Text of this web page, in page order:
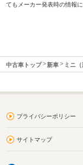
てもメーカー発表時の情報に
中古車トップ 新車 ミニ（
プライバシーポリシー
サイトマップ